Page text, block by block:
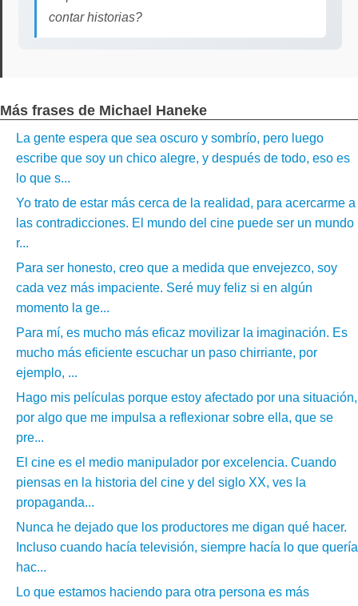
contar historias?
Más frases de Michael Haneke
La gente espera que sea oscuro y sombrío, pero luego
escribe que soy un chico alegre, y después de todo, eso es
lo que s...
Yo trato de estar más cerca de la realidad, para acercarme a
las contradicciones. El mundo del cine puede ser un mundo
r...
Para ser honesto, creo que a medida que envejezco, soy
cada vez más impaciente. Seré muy feliz si en algún
momento la ge...
Para mí, es mucho más eficaz movilizar la imaginación. Es
mucho más eficiente escuchar un paso chirriante, por
ejemplo, ...
Hago mis películas porque estoy afectado por una situación,
por algo que me impulsa a reflexionar sobre ella, que se
pre...
El cine es el medio manipulador por excelencia. Cuando
piensas en la historia del cine y del siglo XX, ves la
propaganda...
Nunca he dejado que los productores me digan qué hacer.
Incluso cuando hacía televisión, siempre hacía lo que quería
hac...
Lo que estamos haciendo para otra persona es más